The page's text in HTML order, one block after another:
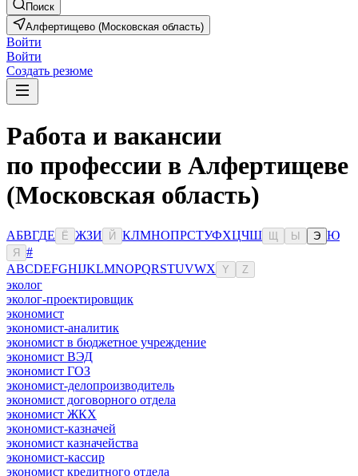
Поиск
Алфертищево (Московская область)
Войти
Войти
Создать резюме
Работа и вакансии
по профессии в Алфертищеве
(Московская область)
АБВГДЕ Ё ЖЗИ Й КЛМНОПРСТУФХЦЧШ Ы Э Ю
Я
#
ABCDEFGHIJKLMNOPQRSTUVWX Y Z
эколог
эколог-проектировщик
экономист
экономист-аналитик
экономист в бюджетное учреждение
экономист ВЭД
экономист ГОЗ
экономист-делопроизводитель
экономист договорного отдела
экономист ЖКХ
экономист-казначей
экономист казначейства
экономист-кассир
экономист кредитного отдела